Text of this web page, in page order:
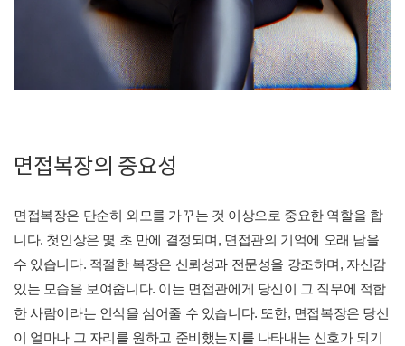
면접복장의 중요성
면접복장은 단순히 외모를 가꾸는 것 이상으로 중요한 역할을 합
니다. 첫인상은 몇 초 만에 결정되며, 면접관의 기억에 오래 남을
수 있습니다. 적절한 복장은 신뢰성과 전문성을 강조하며, 자신감
있는 모습을 보여줍니다. 이는 면접관에게 당신이 그 직무에 적합
한 사람이라는 인식을 심어줄 수 있습니다. 또한, 면접복장은 당신
이 얼마나 그 자리를 원하고 준비했는지를 나타내는 신호가 되기